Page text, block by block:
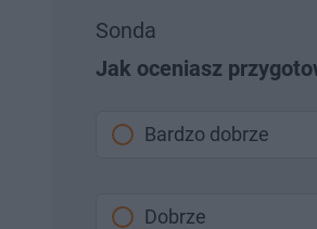
Sonda
Jak oceniasz
Bardzo dobrze
Dobrze